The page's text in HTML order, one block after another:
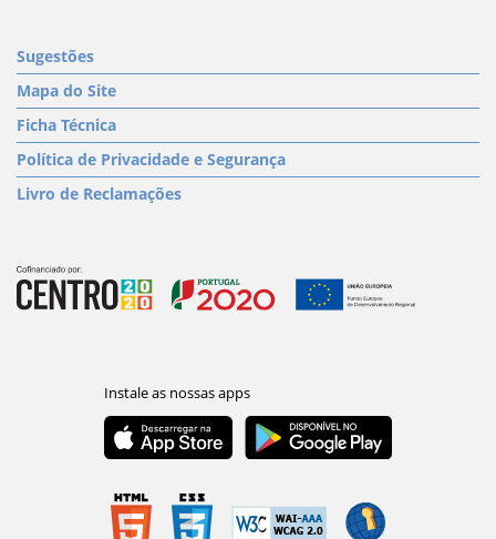
Sugestões
Mapa do Site
Ficha Técnica
Política de Privacidade e Segurança
Livro de Reclamações